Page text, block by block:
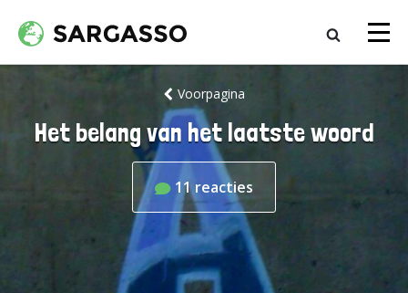
Voorpagina
Het belang van het laatste woord
11 reacties